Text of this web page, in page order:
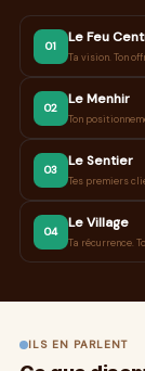
01 Le Feu
Ta vision. Ton
02 Le Menhir
Ton
03 Le Sentier
Tes premiers
04 Le Village
Ta récurrence.
ILS EN PARLENT